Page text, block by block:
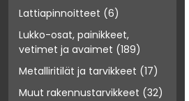
Lattiapinnoitteet (6)
Lukko-osat, painikkeet,
vetimet ja avaimet (189)
Metalliritilät ja tarvikkeet (17)
Muut rakennustarvikkeet (32)